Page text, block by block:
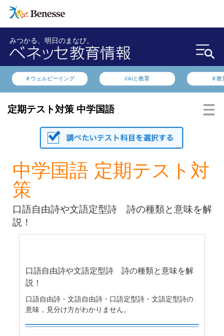
みつかる、明日のまなび。
＃ウェルビーイング #AIと教育 ＃教
定期テスト対策 中学国語
中学国語 定期テスト対
策
口語自由詩や文語定型詩 詩の種類と意味を解
説！
口語自由詩や文語定型詩 詩の種類と意味を解
説！
口語自由詩・文語自由詩・口語定型詩・文語定型詩の
意味，見分け方がわかりません。